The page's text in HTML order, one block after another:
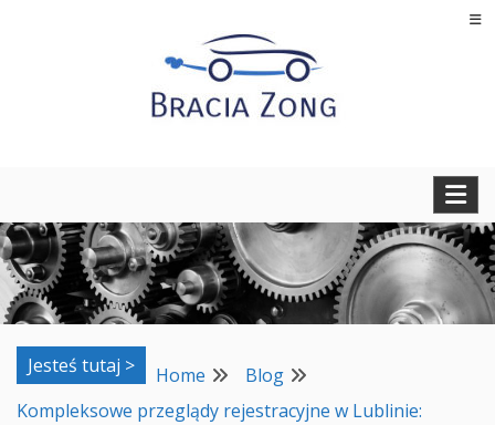
Jesteś tutaj > Home
Blog
Kompleksowe przeglądy rejestracyjne w Lublinie: